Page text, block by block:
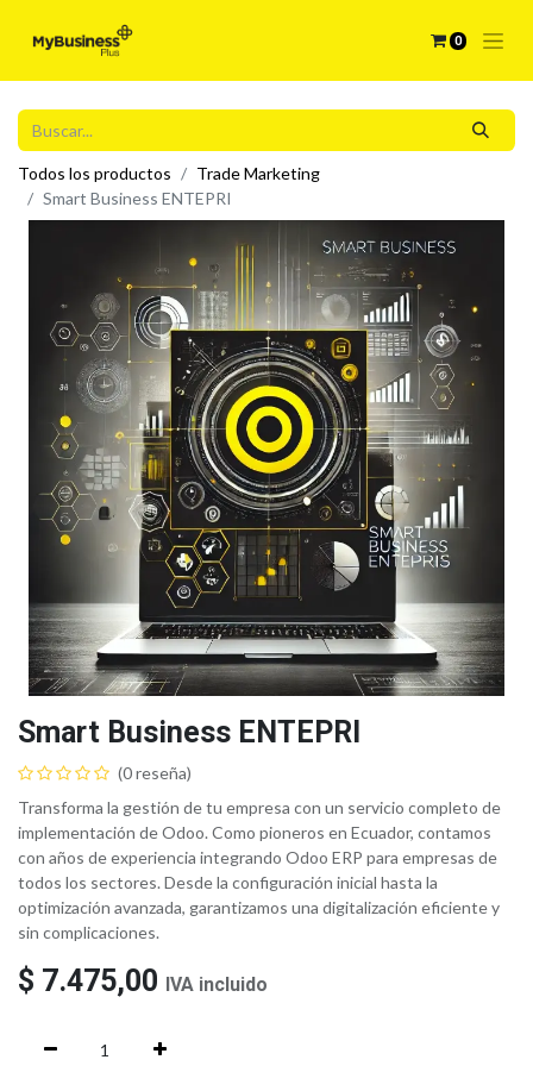
0
Todos los productos
Trade Marketing
Smart Business ENTEPRI
Smart Business ENTEPRI
(0 reseña)
Transforma la gestión de tu empresa con un servicio completo de
implementación de Odoo. Como pioneros en Ecuador, contamos
con años de experiencia integrando Odoo ERP para empresas de
todos los sectores. Desde la configuración inicial hasta la
optimización avanzada, garantizamos una digitalización eficiente y
sin complicaciones.
$ 7.475,00 IVA incluido